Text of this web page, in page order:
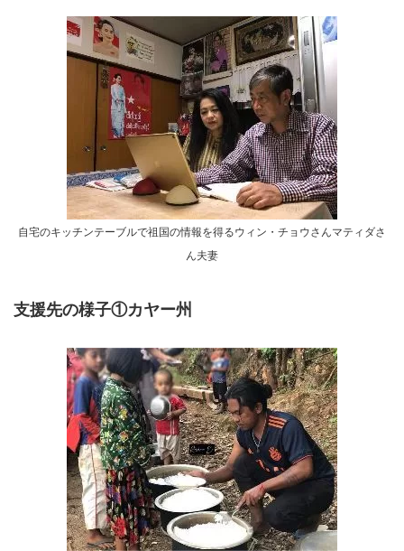
自宅のキッチンテーブルで祖国の情報を得るウィン・チョウさんマティダさ
ん夫妻
支援先の様子①カヤー州